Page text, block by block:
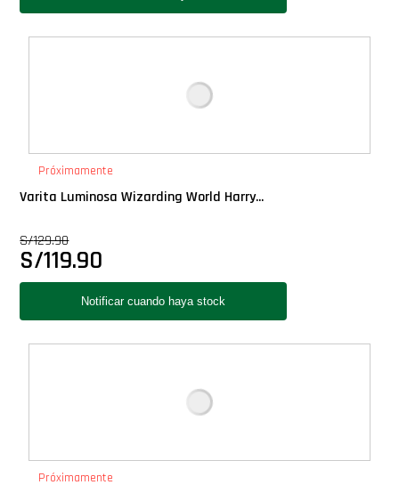
Próximamente
Varita Luminosa Wizarding World Harry...
S/129.90
S/119.90
Próximamente